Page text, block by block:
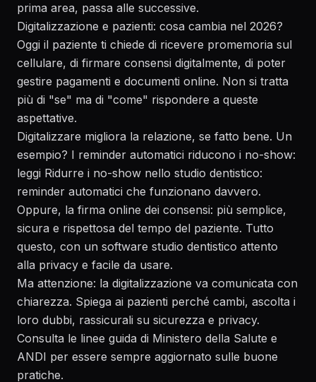
prima area, passa alle successive.
Digitalizzazione e pazienti: cosa cambia nel 2026?
Oggi il paziente ti chiede di ricevere promemoria sul
cellulare, di firmare consensi digitalmente, di poter
gestire pagamenti e documenti online. Non si tratta
più di "se" ma di "come" rispondere a queste
aspettative.
Digitalizzare migliora la relazione, se fatto bene. Un
esempio? I reminder automatici riducono i no-show:
leggi Ridurre i no-show nello studio dentistico:
reminder automatici che funzionano davvero.
Oppure, la firma online dei consensi: più semplice,
sicura e rispettosa del tempo del paziente. Tutto
questo, con un software studio dentistico attento
alla privacy e facile da usare.
Ma attenzione: la digitalizzazione va comunicata con
chiarezza. Spiega ai pazienti perché cambi, ascolta i
loro dubbi, rassicurali su sicurezza e privacy.
Consulta le linee guida di Ministero della Salute e
ANDI per essere sempre aggiornato sulle buone
pratiche.